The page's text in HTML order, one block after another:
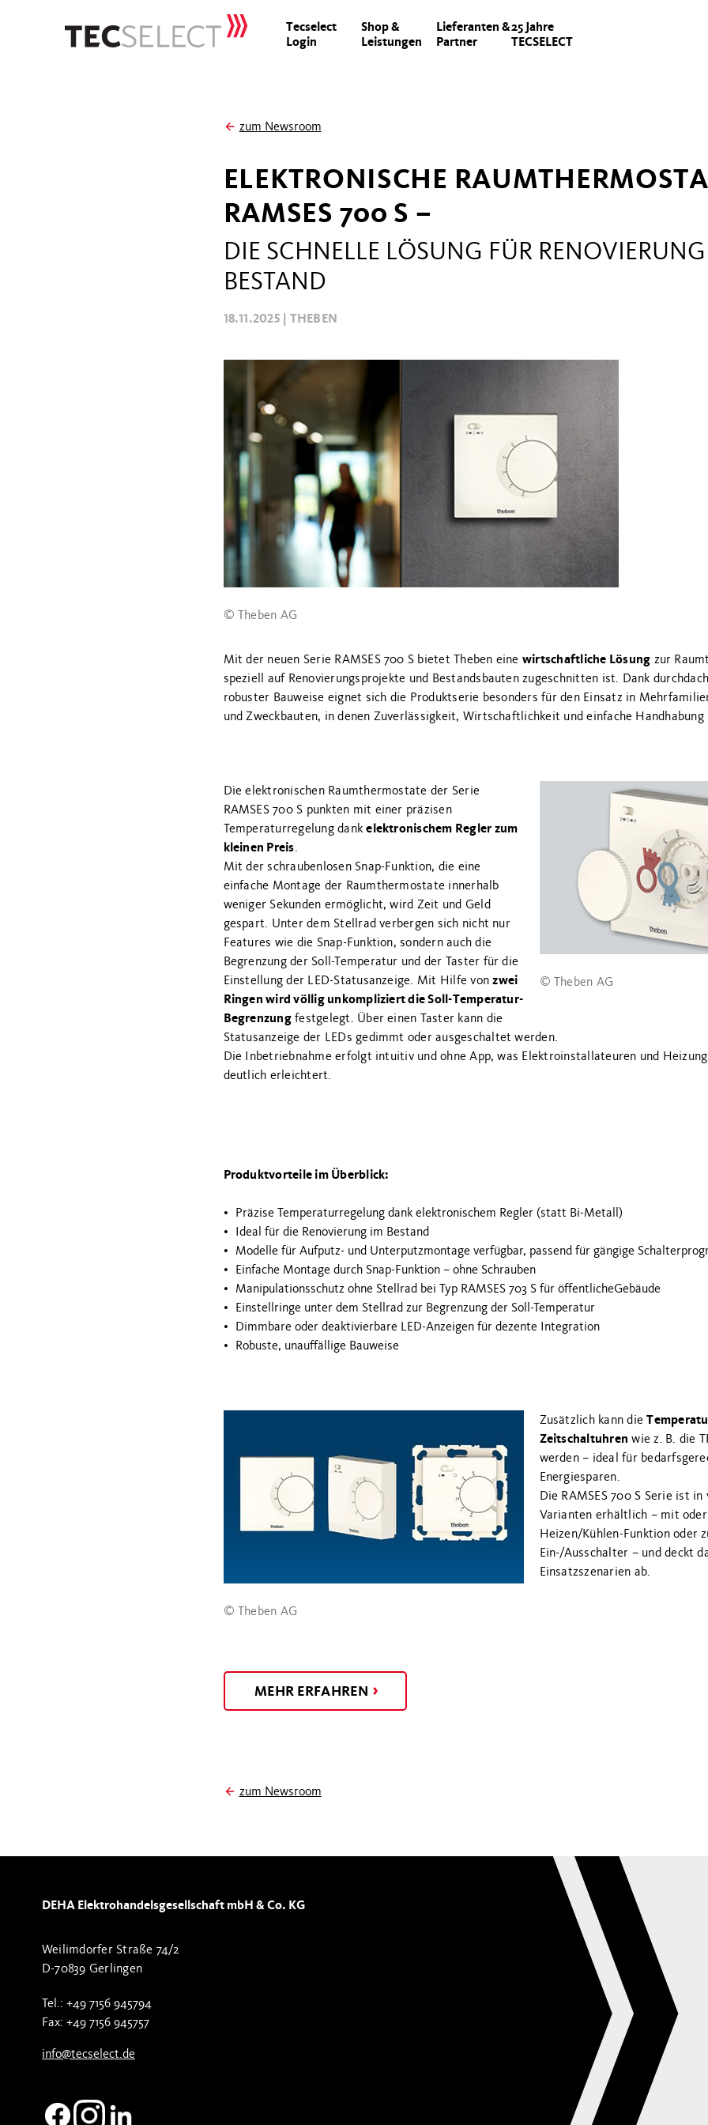
Tecselect
Login
Shop &
Leistungen
Lieferanten &
Partner
25 Jahre
TECSELECT
zum Newsroom
ELEKTRONISCHE
RAMSES 700 S –
DIE SCHNELLE LÖSUNG FÜR
BESTAND
18.11.2025 | THEBEN
© Theben AG
Mit der neuen Serie RAMSES 700 S bietet Theben eine wirtschaftliche Lösung zur
speziell auf Renovierungsprojekte und Bestandsbauten zugeschnitten ist. Dank
robuster Bauweise eignet sich die Produktserie besonders für den Einsatz in
und Zweckbauten, in denen Zuverlässigkeit, Wirtschaftlichkeit und einfache Handhabung
© Theben AG
Die elektronischen Raumthermostate der Serie
RAMSES 700 S punkten mit einer präzisen
Temperaturregelung dankelektronischem Regler zum
kleinen Preis.
Mit der schraubenlosen Snap-Funktion, die eine
einfache Montage der Raumthermostate innerhalb
weniger Sekunden ermöglicht, wird Zeit und Geld
gespart. Unter dem Stellrad verbergen sich nicht nur
Features wie die Snap-Funktion, sondern auch die
Begrenzung der Soll-Temperatur und der Taster für die
Einstellung der LED-Statusanzeige. Mit Hilfe vonzwei
Ringen wird völlig unkompliziert die Soll-Temperatur-
Begrenzungfestgelegt. Über einen Taster kann die
Statusanzeige der LEDs gedimmt oder ausgeschaltet werden.
Die Inbetriebnahme erfolgt intuitiv und ohne App, was Elektroinstallateuren und
deutlich erleichtert.
Produktvorteile im Überblick:
Präzise Temperaturregelung dank elektronischem Regler (statt Bi-Metall)
Ideal für die Renovierung im Bestand
Modelle für Aufputz- und Unterputzmontage verfügbar, passend für gängige
Einfache Montage durch Snap-Funktion – ohne Schrauben
Manipulationsschutz ohne Stellrad bei Typ RAMSES 703 S für öffentlicheGebäude
Einstellringe unter dem Stellrad zur Begrenzung der Soll-Temperatur
Dimmbare oder deaktivierbare LED-Anzeigen für dezente Integration
Robuste, unauffällige Bauweise
© Theben AG
Zusätzlich kann die
Zeitschaltuhren wie z. B. die
werden – ideal für
Energiesparen.
Die RAMSES 700 S Serie ist in
Varianten erhältlich – mit
Heizen/Kühlen-Funktion oder
Ein-/Ausschalter – und deckt
Einsatzszenarien ab.
MEHR ERFAHREN
zum Newsroom
DEHA Elektrohandelsgesellschaft mbH & Co. KG
Weilimdorfer Straße 74/2
D-70839 Gerlingen
Tel.: +49 7156 945794
Fax: +49 7156 945757
info@tecselect.de